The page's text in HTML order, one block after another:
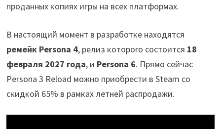
проданных копиях игры на всех платформах.
В настоящий момент в разработке находятся
ремейк Persona 4, релиз которого состоится 18
февраля 2027 года, и Persona 6. Прямо сейчас
Persona 3 Reload можно приобрести в Steam со
cкидкой 65% в рамках летней распродажи.